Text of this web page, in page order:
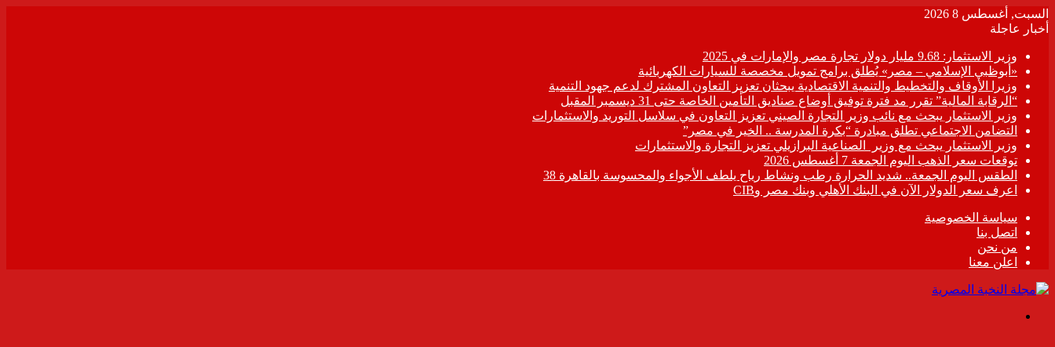
السبت, أغسطس 8 2026
أخبار عاجلة
وزير الاستثمار: 9.68 مليار دولار تجارة مصر والإمارات في 2025
«أبوظبي الإسلامي – مصر» يُطلق برامج تمويل مخصصة للسيارات الكهربائية
وزيرا الأوقاف والتخطيط والتنمية الاقتصادية يبحثان تعزيز التعاون المشترك لدعم جهود التنمية
“الرقابة المالية” تقرر مد فترة توفيق أوضاع صناديق التأمين الخاصة حتى 31 ديسمبر المقبل
وزير الاستثمار يبحث مع نائب وزير التجارة الصيني تعزيز التعاون في سلاسل التوريد والاستثمارات
التضامن الاجتماعي تطلق مبادرة “بكرة المدرسة .. الخير في مصر”
وزير الاستثمار يبحث مع وزير الصناعية البرازيلي تعزيز التجارة والاستثمارات
توقعات سعر الذهب اليوم الجمعة 7 أغسطس 2026
الطقس اليوم الجمعة.. شديد الحرارة رطب ونشاط رياح يلطف الأجواء والمحسوسة بالقاهرة 38
اعرف سعر الدولار الآن في البنك الأهلي وبنك مصر وCIB
سياسة الخصوصية
اتصل بنا
من نحن
اعلن معنا